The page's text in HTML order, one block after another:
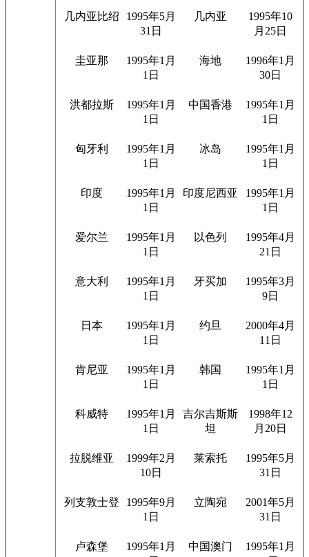
几内亚比绍
1995年5月
31日
几内亚
1995年10
月25日
圭亚那
1995年1月
1日
海地
1996年1月
30日
洪都拉斯
1995年1月
1日
中国香港
1995年1月
1日
匈牙利
1995年1月
1日
冰岛
1995年1月
1日
印度
1995年1月
1日
印度尼西亚
1995年1月
1日
爱尔兰
1995年1月
1日
以色列
1995年4月
21日
意大利
1995年1月
1日
牙买加
1995年3月
9日
日本
1995年1月
1日
约旦
2000年4月
11日
肯尼亚
1995年1月
1日
韩国
1995年1月
1日
科威特
1995年1月
1日
吉尔吉斯斯
坦
1998年12
月20日
拉脱维亚
1999年2月
10日
莱索托
1995年5月
31日
列支敦士登
1995年9月
1日
立陶宛
2001年5月
31日
卢森堡
1995年1月
中国澳门
1995年1月